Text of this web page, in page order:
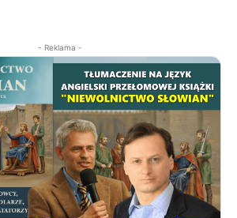
- Reklama -